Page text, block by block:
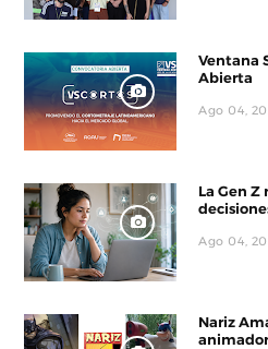
Ventana
Abierta
Ago 04,
La Gen Z
Ago 04,
Nariz